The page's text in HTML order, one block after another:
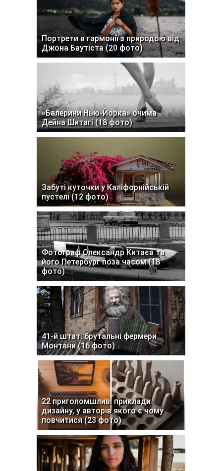
Портрети в гармонії з природою від
Джона Баутіста (20 фото)
«Балерини Нью-Йорка» очима
Дейна Шитагі (18 фото)
Забуті куточки у Каліфорнійській
пустелі (12 фото)
Фотограф Олександр Китаєв та
його Петербург поза часом (18
фото)
41-й штат: брутальні фермери
Монтани (16 фото)
22 приголомшливі приклади
дизайну, у авторів якого є чому
повчитися (23 фото)